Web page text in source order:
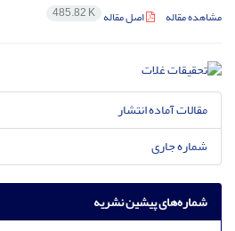
مشاهده مقاله اصل مقاله 485.82 K
مقالات آماده انتشار
شماره جاری
شماره‌های پیشین نشریه